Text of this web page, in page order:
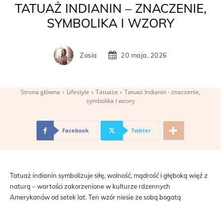
TATUAŻ INDIANIN – ZNACZENIE,
SYMBOLIKA I WZORY
Zosia 20 maja, 2026
Strona główna Lifestyle Tatuaże
Tatuaż Indianin - znaczenie,
symbolika i wzory
Facebook Twitter
Tatuaż indianin symbolizuje siłę, wolność, mądrość i głęboką więź z
naturą – wartości zakorzenione w kulturze rdzennych
Amerykanów od setek lat. Ten wzór niesie ze sobą bogatą